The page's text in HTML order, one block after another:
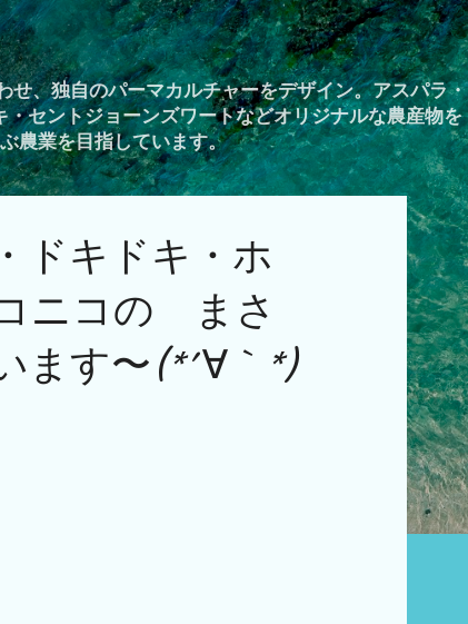
メイン コンテンツに移動
せ、独自のパーマカルチャーをデザイン。アスパラ・
セントジョーンズワートなどオリジナルな農産物を
農業を目指しています。
ドキドキ・ホ
ニコの まさ
ます〜(*´∀｀*)